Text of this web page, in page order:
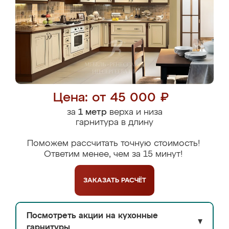
Цена: от 45 000 ₽
за 1 метрверха и низа
гарнитура в длину
Поможем рассчитать точную стоимость!
Ответим менее, чем за 15 минут!
ЗАКАЗАТЬ РАСЧЁТ
Посмотреть акции на кухонные
▼